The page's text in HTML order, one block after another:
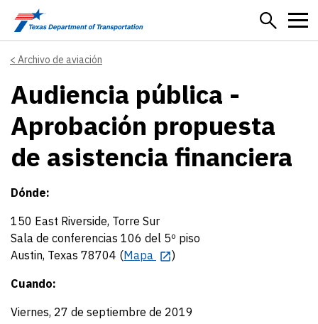
Skip to main content
Archivo de aviación
Audiencia pública -
Aprobación propuesta
de asistencia financiera
Dónde:
150 East Riverside, Torre Sur
Sala de conferencias 106 del 5º piso
Austin, Texas 78704 (Mapa
)
Cuando:
Viernes, 27 de septiembre de 2019